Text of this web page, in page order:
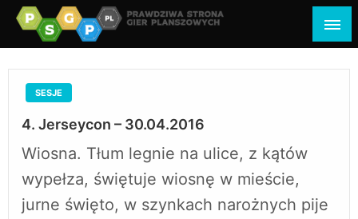
psgp.pl
prawdziwa strona gier planszowych
SESJE
4. Jerseycon – 30.04.2016
Wiosna. Tłum legnie na ulice, z kątów
wypełza, świętuje wiosnę w mieście,
jurne święto, w szynkach narożnych pije